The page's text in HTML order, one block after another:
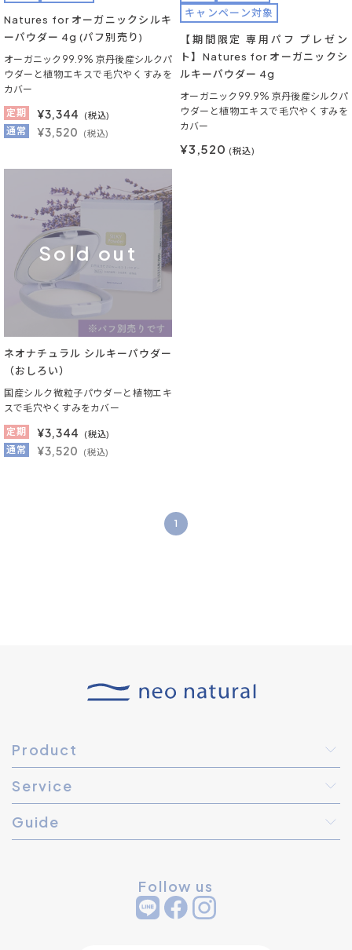
Natures for オーガニックシルキ
ーパウダー 4g (パフ別売り)
オーガニック99.9% 京丹後産シルクパ
ウダーと植物エキスで毛穴やくすみを
カバー
定期
¥3,344 (税込)
通常 ¥3,520 (税込)
キャンペーン対象
【期間限定 専用パフ プレゼン
ト】Natures for オーガニックシ
ルキーパウダー 4g
オーガニック99.9% 京丹後産シルクパ
ウダーと植物エキスで毛穴やくすみを
カバー
¥3,520 (税込)
Sold out
ネオナチュラル シルキーパウダー
（おしろい）
国産シルク微粒子パウダーと植物エキ
スで毛穴やくすみをカバー
定期
¥3,344 (税込)
通常 ¥3,520 (税込)
1
Product
Service
Guide
Follow us